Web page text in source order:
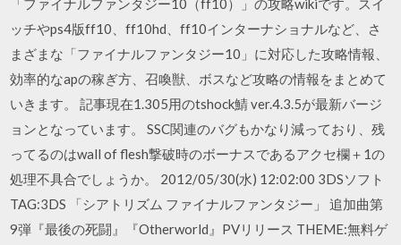
「ファイナルファンタジー10（ff10）」の攻略wikiです。スイ
ッチやps4版ff10、ff10hd、ff10インターナショナルなど、さ
まざまな「ファイナルファンタジー10」に対応した攻略情報、
効率的なapの稼ぎ方、召喚獣、ボスなど攻略の情報をまとめて
いきます。 記事現在1.305用のtshock鯖 ver.4.3.5が最新バージ
ョンとなっています。 SSC関連のバグもかなり減っており、残
ってるのはwall of flesh撃破時のボーナスであるアクセ欄＋1の
処理不具合でしょうか。 2012/05/30(水) 12:02:00 3DSソフト
TAG:3DS 「シアトリズム ファイナルファンタジー」 追加曲第
9弾『最後の死闘』『Otherworld』PVリリース THEME:無料ゲ